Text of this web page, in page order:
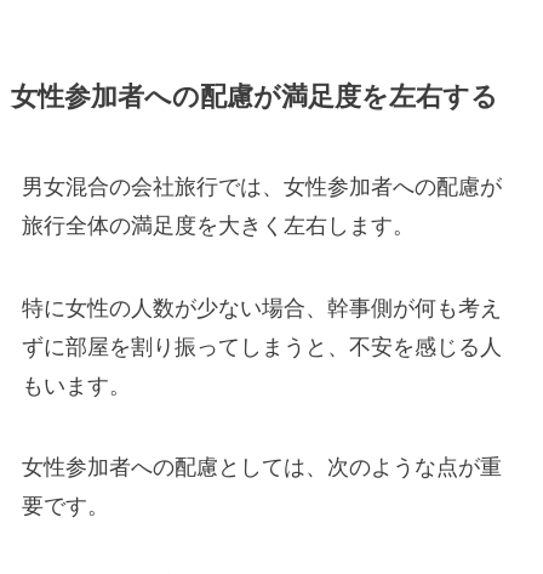
女性参加者への配慮が満足度を左右する
男女混合の会社旅行では、女性参加者への配慮が
旅行全体の満足度を大きく左右します。
特に女性の人数が少ない場合、幹事側が何も考え
ずに部屋を割り振ってしまうと、不安を感じる人
もいます。
女性参加者への配慮としては、次のような点が重
要です。